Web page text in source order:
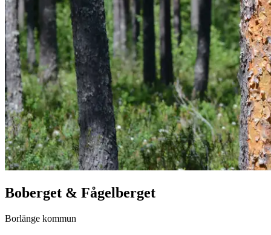
Boberget & Fågelberget
Borlänge kommun